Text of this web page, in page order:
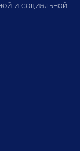
и социальной